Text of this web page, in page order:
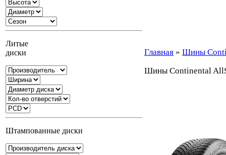
Литые
диски
Штампованные диски
Главная » Шины
Шины Continental